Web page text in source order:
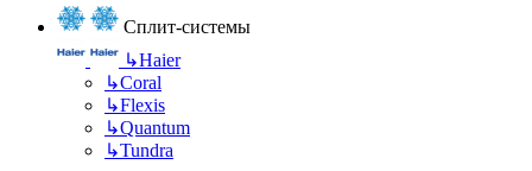
Сплит-системы
↳Haier
↳Coral
↳Flexis
↳Quantum
↳Tundra